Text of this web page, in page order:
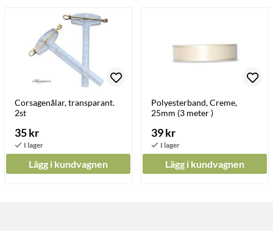
Corsagenålar, transparant.
2st
35 kr
Lägg i kundvagnen
Polyesterband, Creme,
25mm (3 meter )
39 kr
Lägg i kundvagnen